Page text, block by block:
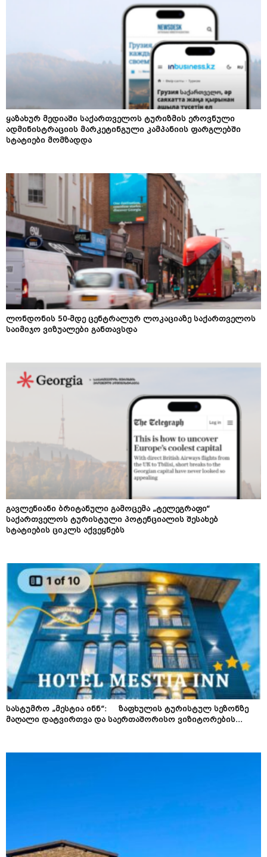
ყაზახურ მედიაში საქართველოს ტურიზმის ეროვნული
ადმინისტრაციის მარკეტინგული კამპანიის ფარგლებში
სტატიები მომზადდა
ლონდონის 50-მდე ცენტრალურ ლოკაციაზე საქართველოს
საიმიჯო ვიზუალები განთავსდა
გავლენიანი ბრიტანული გამოცემა „ტელეგრაფი“
საქართველოს ტურისტული პოტენციალის შესახებ
სტატიების ციკლს აქვეყნებს
სასტუმრო „მესტია ინნ“: ზაფხულის ტურისტულ სეზონზე
მაღალი დატვირთვა და საერთაშორისო ვიზიტორების...